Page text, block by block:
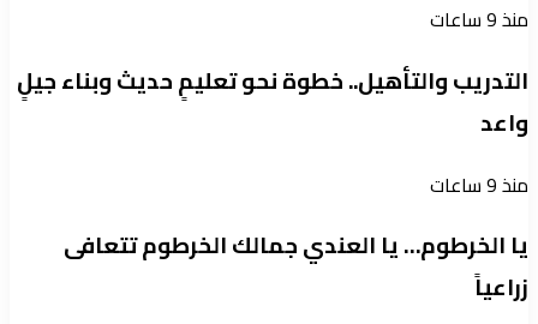
منذ 9 ساعات
التدريب والتأهيل.. خطوة نحو تعليمٍ حديث وبناء جيلٍ
واعد
منذ 9 ساعات
يا الخرطوم… يا العندي جمالك الخرطوم تتعافى
زراعياً